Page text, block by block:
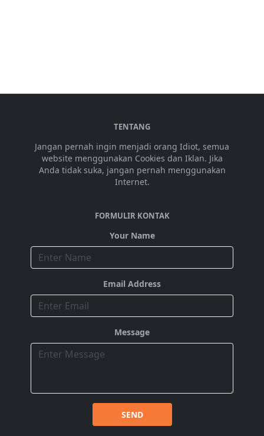
TENTANG
Jangan pernah ingin menjadi orang Idiot, semua
website menggunakan Cookies dan Iklan. Jika
Anda tidak suka, jangan pernah menggunakan
Internet.
FORMULIR KONTAK
Your Name
Email Address
Message
SEND